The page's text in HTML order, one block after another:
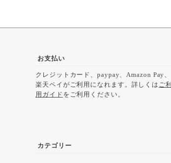
お支払い
クレジットカード、paypay、Amazon Pay、
楽天ペイがご利用になれます。詳しくは ご利
用ガイド をご利用ください。
カテゴリー